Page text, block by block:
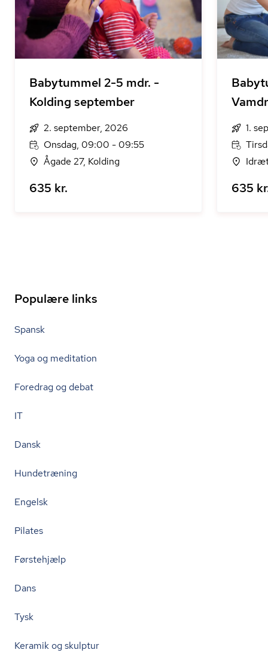
Babytummel 2-5 mdr. -
Kolding september
2. september, 2026
Onsdag, 09:00 - 09:55
Ågade 27, Kolding
635 kr.
1.
635
Populære links
Spansk
Yoga og meditation
Foredrag og debat
IT
Dansk
Hundetræning
Engelsk
Pilates
Førstehjælp
Dans
Tysk
Keramik og skulptur